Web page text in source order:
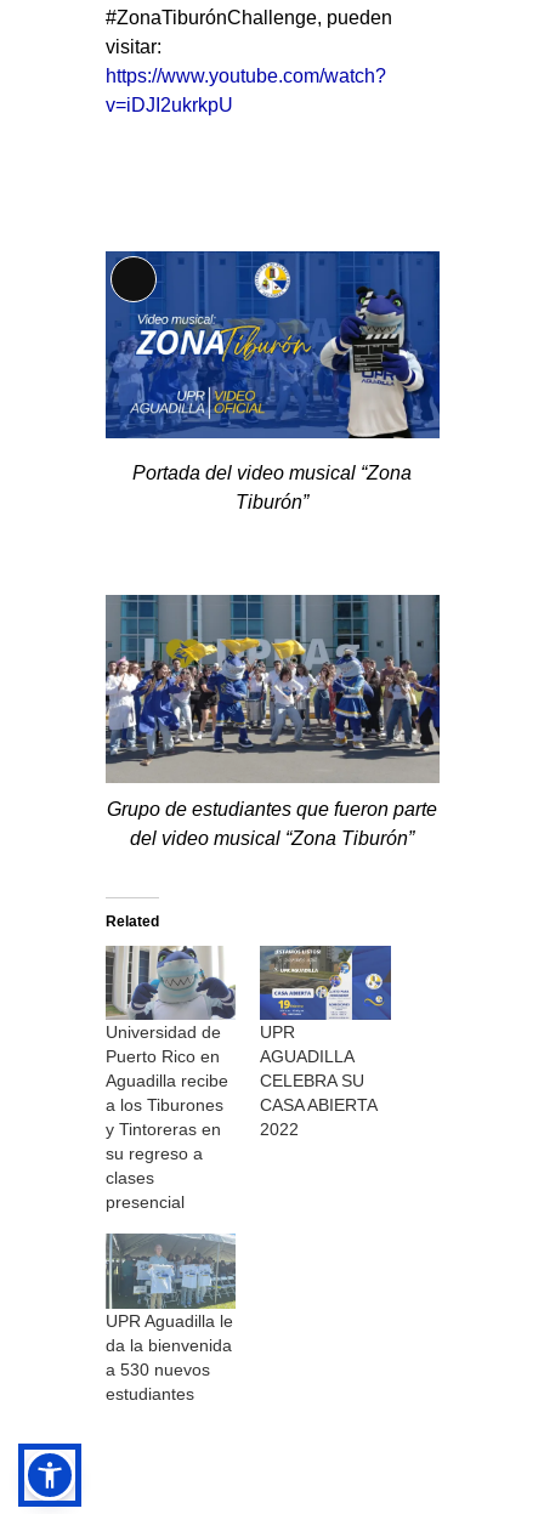
#ZonaTiburónChallenge, pueden
visitar:
https://www.youtube.com/watch?
v=iDJI2ukrkpU
Long
Description
Portada del video musical “Zona
Tiburón”
Grupo de estudiantes que fueron parte
del video musical “Zona Tiburón”
Related
Universidad de
Puerto Rico en
Aguadilla recibe
a los Tiburones
y Tintoreras en
su regreso a
clases
presencial
UPR
AGUADILLA
CELEBRA SU
CASA ABIERTA
2022
UPR Aguadilla le
da la bienvenida
a 530 nuevos
estudiantes